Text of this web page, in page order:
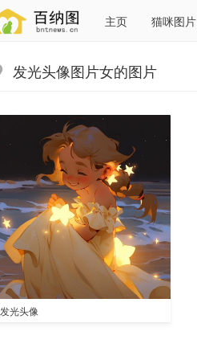
主页 猫咪图片
发光头像图片女的图片
发光头像